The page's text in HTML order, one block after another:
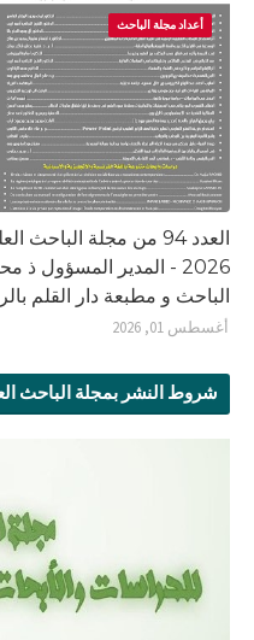
أعداد مجلة الباحث
العدد 94 من مجلة
2026 - المدير
الباحث و مطبعة دار القلم بالرباط -
أغسطس 01, 2026
شروط النشر بمجلة الباحث